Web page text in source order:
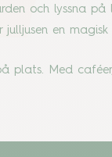
och lyssna på
en
plats. Med